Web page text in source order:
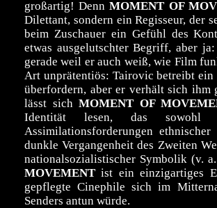
großartig! DennMOMENT OF
Dilettant, sondern ein Regisseur, der
beim Zuschauer ein Gefühl des
etwas ausgelutschter Begriff, aber
gerade weil er auch weiß, wie Film
Art unprätentiös: Tairovic betreibt
überfordern, aber er verhält sich ihm
lässt sichMOMENT OF
Identität lesen, das sowohl
Assimilationsforderungen
dunkle Vergangenheit des Zweiten
nationalsozialistischer Symbolik (v.
MOVEMENT ist ein einzigartiges
gepflegte Cinephile sich im
Senders antun würde.